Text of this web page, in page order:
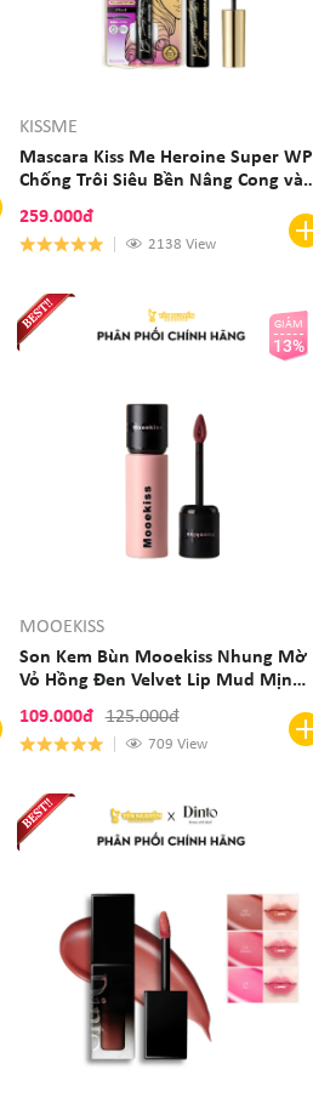
KISSME
Mascara Kiss Me Heroine Super WP
Chống Trôi Siêu Bền Nâng Cong và
259.000đ
2138 View
GIẢM
13%
MOOEKISS
Son Kem Bùn Mooekiss Nhung Mờ
Vỏ Hồng Đen Velvet Lip Mud Mịn
109.000đ 125.000đ
709 View